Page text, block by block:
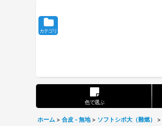
カテゴリ
色で選ぶ
ホーム > 合皮 - 無地 > ソフトシボ大（難燃） >